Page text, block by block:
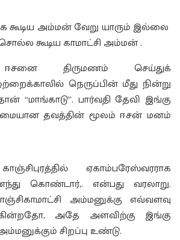
கூடிய அம்மன் வேறு யாரும் இல்லை
கூடிய காமாட்சி அம்மன் .
ஈசனை திருமணம் செய்துக்
நெருப்பின் மீது நின்று
“மாங்காடு”. பார்வதி தேவி இங்கு
தவத்தின் மூலம் ஈசன் மனம்
ஏகாம்பரேஸ்வரராக
கொண்டார்,. என்பது வரலாறு.
அம்மனுக்கு எவ்வளவு
அதே அளவிற்கு இங்கு
சிறப்பு உண்டு.